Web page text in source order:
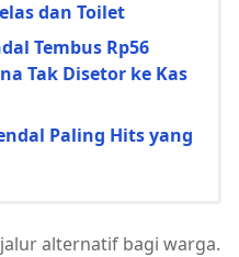
dan Toilet
Tembus Rp56
Tak Disetor ke Kas
Paling Hits yang
alternatif bagi warga.